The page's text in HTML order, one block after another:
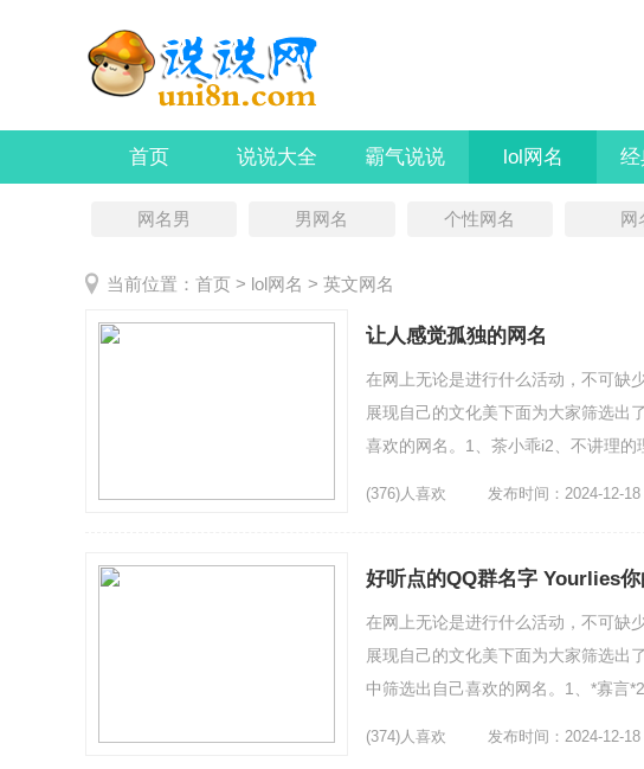
首页 说说大全 霸气说说 lol网名 经
网名男 男网名 个性网名 网
当前位置： 首页 > lol网名 > 英文网名
让人感觉孤独的网名
在网上无论是进行什么活动，不可缺
展现自己的文化美下面为大家筛选出
喜欢的网名。1、茶小乖i2、不讲理的
(376)人喜欢 发布时间：2024-12-18
好听点的QQ群名字 Yourlies你
在网上无论是进行什么活动，不可缺
展现自己的文化美下面为大家筛选出
中筛选出自己喜欢的网名。1、*寡言
(374)人喜欢 发布时间：2024-12-18